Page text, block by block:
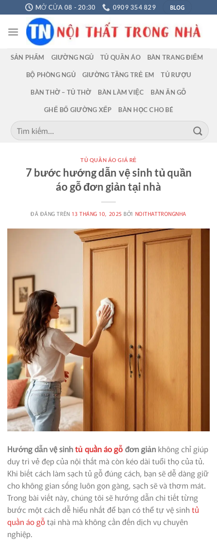
Chuyển
đến
nội
MỞ CỬA 08 - 20:30 0909 354 829 BLOG
SẢN PHẨM GIƯỜNG NGỦ TỦ QUẦN ÁO BÀN TRANG ĐIỂM
BỘ PHÒNG NGỦ GIƯỜNG TẦNG TRẺ EM TỦ RƯỢU
BÀN THỜ – TỦ THỜ BÀN LÀM VIỆC BÀN ĂN GỖ
GHẾ BỐ GIƯỜNG XẾP BÀN HỌC CHO BÉ
Tìm
kiếm:
TỦ QUẦN ÁO GIÁ RẺ
7 bước hướng dẫn vệ sinh tủ quần
áo gỗ đơn giản tại nhà
ĐÃ ĐĂNG TRÊN 13 THÁNG 10, 2025 BỞI NOITHATTRONGNHA
Hướng dẫn vệ sinhtủ quần áo gỗđơn giản không chỉ giúp
duy trì vẻ đẹp của nội thất mà còn kéo dài tuổi thọ của tủ.
Khi biết cách làm sạch tủ gỗ đúng cách, bạn sẽ dễ dàng giữ
cho không gian sống luôn gọn gàng, sạch sẽ và thơm mát.
Trong bài viết này, chúng tôi sẽ hướng dẫn chi tiết từng
bước một cách dễ hiểu nhất để bạn có thể tự vệ sinh tủ
quần áo gỗtại nhà mà không cần đến dịch vụ chuyên
nghiệp.